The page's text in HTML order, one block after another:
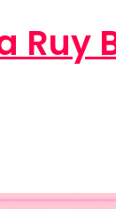
Ruy